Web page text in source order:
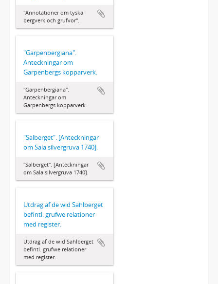
"Annotationer om tyska
bergverk och grufvor".
"Garpenbergiana".
Anteckningar om
Garpenbergs kopparverk.
"Garpenbergiana".
Anteckningar om
Garpenbergs kopparverk.
"Salberget". [Anteckningar
om Sala silvergruva 1740].
"Salberget". [Anteckningar
om Sala silvergruva 1740].
Utdrag af de wid Sahlberget
befintl. grufwe relationer
med register.
Utdrag af de wid Sahlberget
befintl. grufwe relationer
med register.